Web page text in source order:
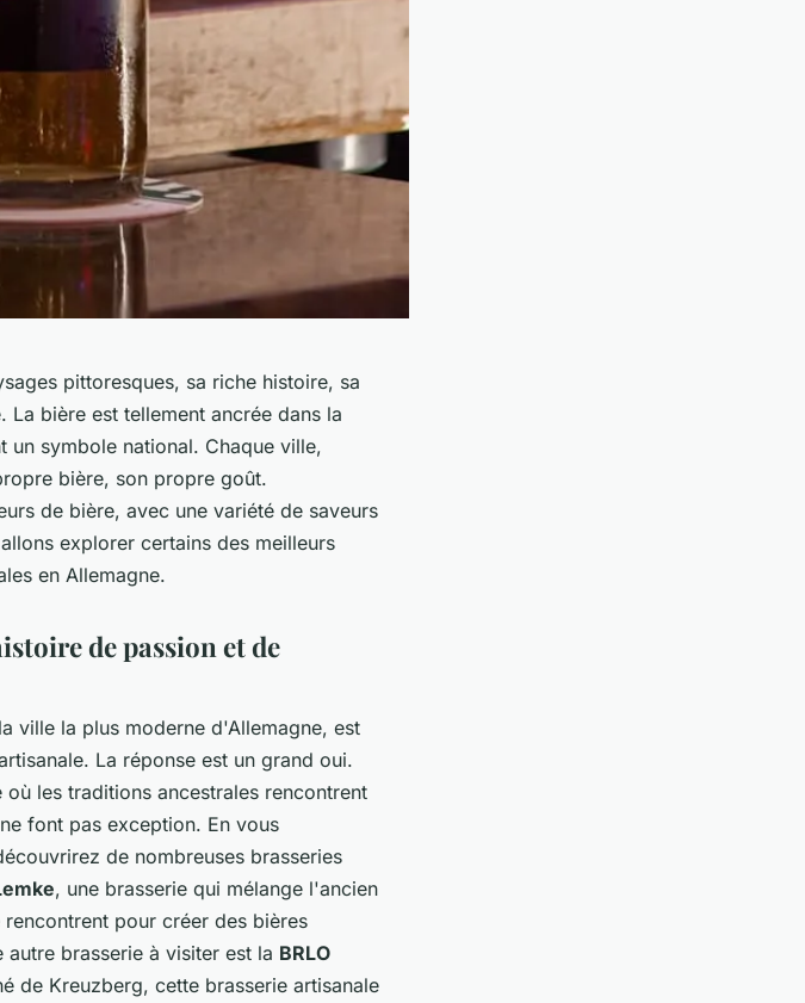
pittoresques, sa riche histoire, sa
bière est tellement ancrée dans la
un symbole national. Chaque ville,
bière, son propre goût.
de bière, avec une variété de saveurs
explorer certains des meilleurs
en Allemagne.
de passion et de
ville la plus moderne d'Allemagne, est
La réponse est un grand oui.
les traditions ancestrales rencontrent
font pas exception. En vous
de nombreuses brasseries
, une brasserie qui mélange l'ancien
pour créer des bières
brasserie à visiter est la BRLO
de Kreuzberg, cette brasserie artisanale